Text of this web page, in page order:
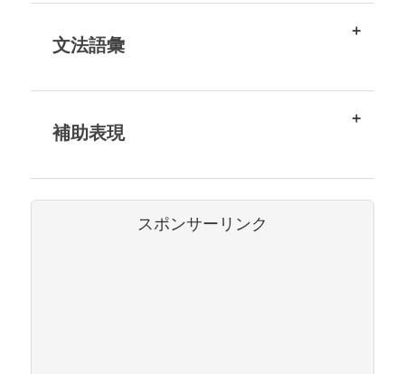
文法語彙
補助表現
スポンサーリンク